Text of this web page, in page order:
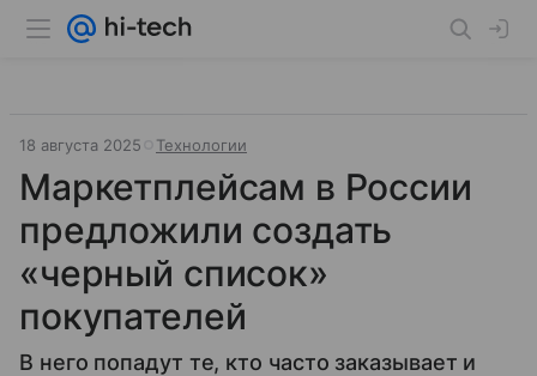
18 августа 2025 Технологии
Маркетплейсам в России
предложили создать
«черный список»
покупателей
В него попадут те, кто часто заказывает и